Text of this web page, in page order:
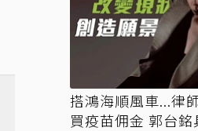
搭鴻海順風車...律
買疫苗佣金 郭台